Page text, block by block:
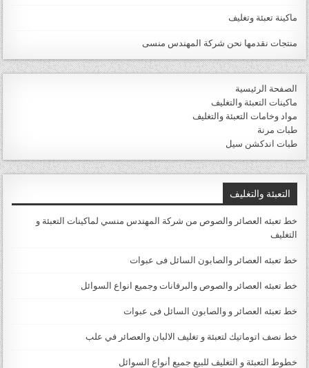
ماكينة تعبئة وتغليف
منتجات نقدمها نحن شركة المهندس منسى
الصفحة الرئيسية
ماكينات التعبئة والتغليف
مواد وخامات التعبئة والتغليف
طبات مرنة
طبات اندكشن سيل
التعبئة والتغليف
خط تعبئه العصائر والصوص من شركة المهندس منسي لماكينات التعبئة و
التغليف
خط تعبئه العصائر والصابون السائل فى عبوات
خط تعبئه العصائر والصوص والبرفانات وجميع انواع السوائل
خط تعبئه العصائر و والصابون السائل فى عبوات
خط نصف اتوماتيك لتعبئة و تغليف الالبان والعصائر في علب
خطوط التعبئة و التغليف للبيع جميع أنواع السوائل